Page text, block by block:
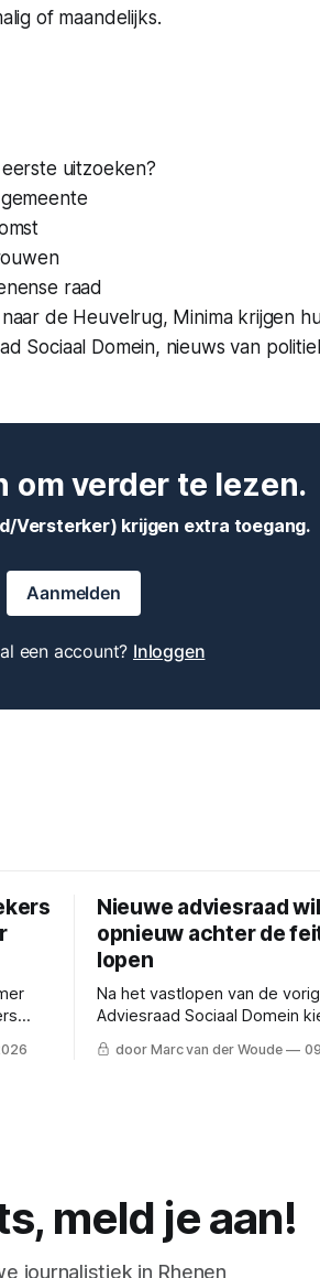
of maandelijks.
uitzoeken?
raad
de Heuvelrug, Minima krijgen
Sociaal Domein, nieuws van
om verder te lezen.
Versterker) krijgen extra toegang.
Aanmelden
een account? Inloggen
op
Nieuwe adviesraad
opnieuw achter de
lopen
Na het vastlopen van de
Adviesraad Sociaal Domein
nieuwe raad voor een andere
Vroeger meepraten en
door Marc van der Woude
meld je aan!
journalistiek in Rhenen